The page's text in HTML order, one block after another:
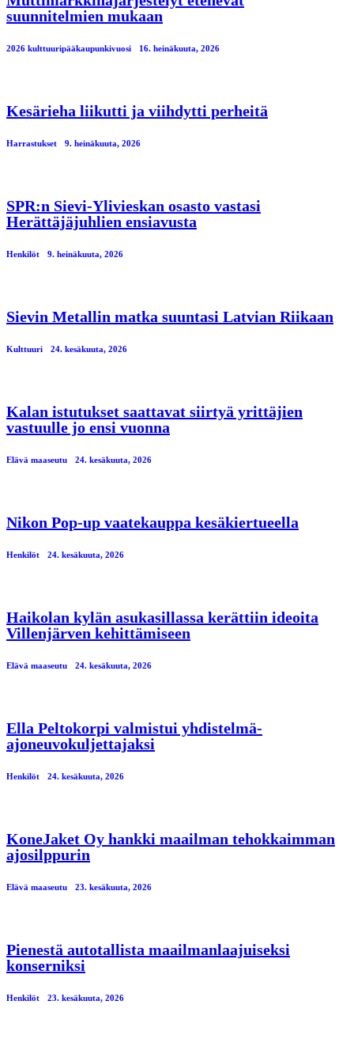
suunnitelmien mukaan
2026 kulttuuripääkaupunkivuosi 16. heinäkuuta, 2026
Kesärieha liikutti ja viihdytti perheitä
Harrastukset 9. heinäkuuta, 2026
SPR:n Sievi-Ylivieskan osasto vastasi
Herättäjäjuhlien ensiavusta
Henkilöt 9. heinäkuuta, 2026
Sievin Metallin matka suuntasi Latvian Riikaan
Kulttuuri 24. kesäkuuta, 2026
Kalan istutukset saattavat siirtyä yrittäjien
vastuulle jo ensi vuonna
Elävä maaseutu 24. kesäkuuta, 2026
Nikon Pop-up vaatekauppa kesäkiertueella
Henkilöt 24. kesäkuuta, 2026
Haikolan kylän asukasillassa kerättiin ideoita
Villenjärven kehittämiseen
Elävä maaseutu 24. kesäkuuta, 2026
Ella Peltokorpi valmistui yhdistelmä-
ajoneuvokuljettajaksi
Henkilöt 24. kesäkuuta, 2026
KoneJaket Oy hankki maailman tehokkaimman
ajosilppurin
Elävä maaseutu 23. kesäkuuta, 2026
Pienestä autotallista maailmanlaajuiseksi
konserniksi
Henkilöt 23. kesäkuuta, 2026